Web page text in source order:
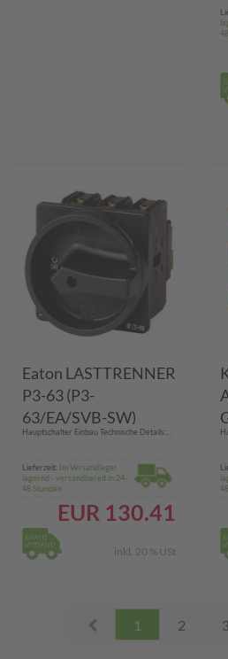
Eaton LASTTRENNER
P3-63 (P3-
63/EA/SVB-SW)
Hauptschalter Einbau Technische Details:...
Lieferzeit: Im Versandlager
lagernd - versandbereit in 24-
48 Stunden
EUR 130.41
inkl. 20 % USt
1 2